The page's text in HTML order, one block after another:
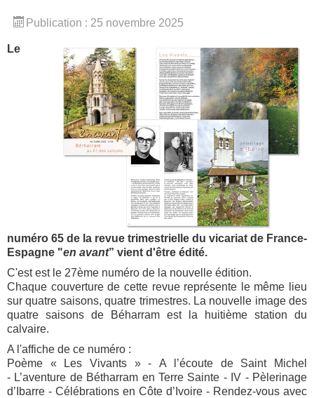
Publication : 25 novembre 2025
Le
numéro 65 de la revue trimestrielle du vicariat de France-
Espagne "en avant” vient d'être édité.
C'est est le 27ème numéro de la nouvelle édition.
Chaque couverture de cette revue représente le même lieu
sur quatre saisons, quatre trimestres. La nouvelle image des
quatre saisons de Béharram est la huitième station du
calvaire.
A l'affiche de ce numéro :
Poème « Les Vivants » - A l’écoute de Saint Michel
- L’aventure de Bétharram en Terre Sainte - IV - Pèlerinage
d’Ibarre - Célébrations en Côte d’Ivoire - Rendez-vous avec